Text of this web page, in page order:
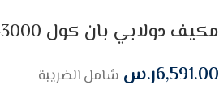
مكيف دولابي بان كول 43000 وحده انفرتر – حار / بارد
6,591.00ر.س شامل الضريبة